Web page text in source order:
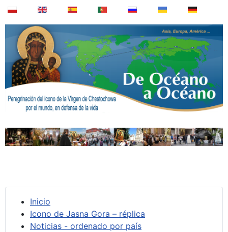
Inicio
Icono de Jasna Gora – réplica
Noticias - ordenado por país